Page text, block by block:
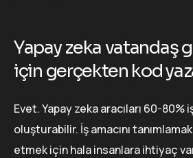
Yapay zeka vatandaş
için gerçekten kod
Evet. Yapay zeka aracıları 60-80% iş
oluşturabilir. İş amacını
etmek için hala insanlara ihtiyaç